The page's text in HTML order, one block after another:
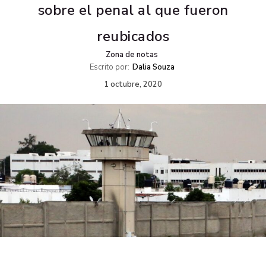
sobre el penal al que fueron
reubicados
Zona de notas
Escrito por: Dalia Souza
1 octubre, 2020